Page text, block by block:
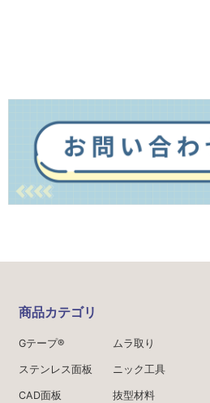
商品カテゴリ
Gテープ®
ステンレス面板
CAD面板
ムラ取り
ニック工具
抜型材料